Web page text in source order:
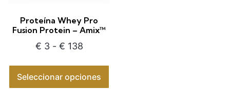
Proteína Whey Pro
Fusion Protein – Amix™
€ 3 - € 138
Seleccionar opciones